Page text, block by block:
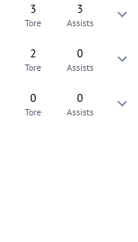
3
Tore
3
Assists
2
Tore
0
Assists
0
Tore
0
Assists